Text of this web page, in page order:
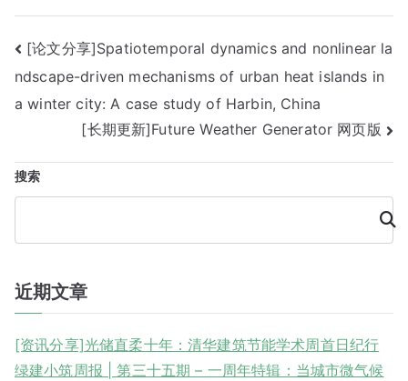
文
章
航
[论文分享]Spatiotemporal dynamics and nonlinear la
ndscape-driven mechanisms of urban heat islands in
a winter city: A case study of Harbin, China
[长期更新]Future Weather Generator 网页版
搜索
搜
索
近期文章
[资讯分享]光储直柔十年：清华建筑节能学术周首日纪行
绿建小筑周报 | 第三十五期 – 一周年特辑：当城市微气候